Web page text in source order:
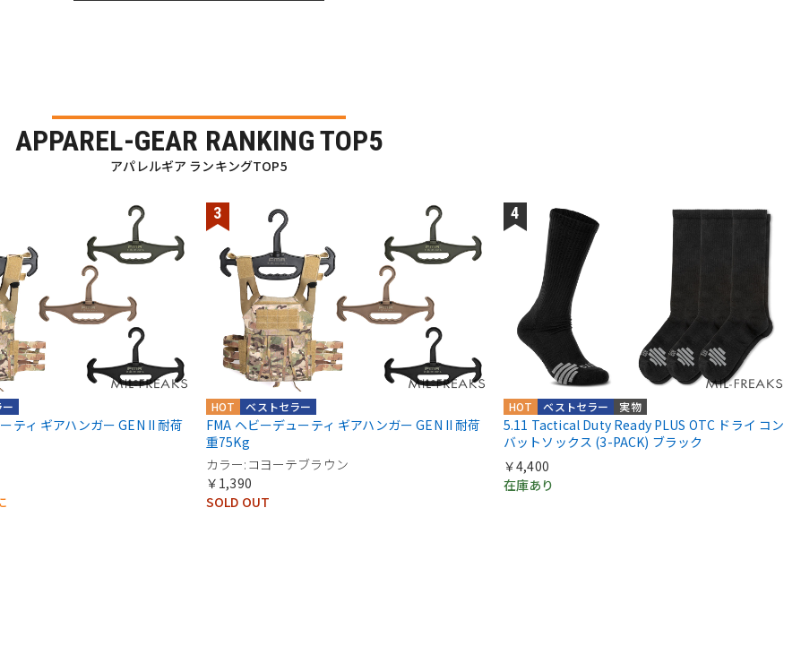
APPAREL-GEAR RANKING TOP5
アパレルギア ランキングTOP5
ティ ギアハンガー GEN II 耐荷
ベストセラー
HOT
FMA ヘビーデューティ ギアハンガー GEN II 耐荷
重75Kg
カラー:コヨーテブラウン
￥1,390
SOLD OUT
実物
ベストセラー
HOT
5.11 Tactical Duty Ready PLUS OTC ドライ コン
バットソックス (3-PACK) ブラック
￥4,400
在庫あり